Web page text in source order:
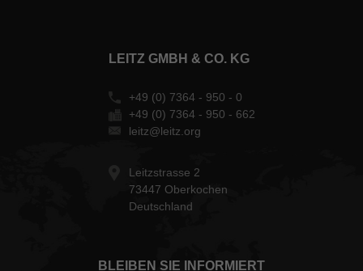
LEITZ GMBH & CO. KG
+49 (0) 7364 - 950 - 0
+49 (0) 7364 - 950 - 662
leitz@leitz.org
Leitzstrasse 2
73447 Oberkochen
Deutschland
BLEIBEN SIE INFORMIERT